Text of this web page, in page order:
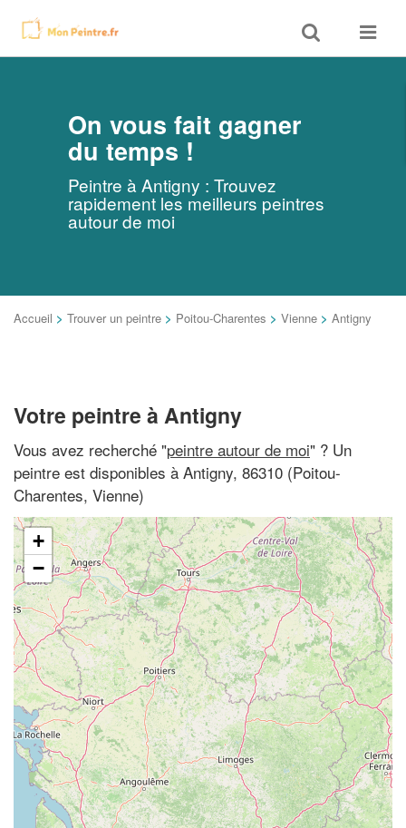
Toggle
search
Toggle
On vous fait gagner
du temps !
Peintre à Antigny : Trouvez
rapidement les meilleurs peintres
autour de moi
Accueil > Trouver un peintre > Poitou-Charentes > Vienne > Antigny
Votre peintre à Antigny
Vous avez recherché "peintre autour de moi" ? Un
peintre est disponibles à Antigny, 86310 (Poitou-
Charentes, Vienne)
+
−